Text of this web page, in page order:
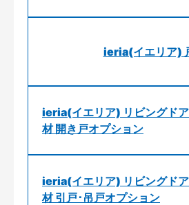
ieria(イエリア)
ieria(イエリア) リビングド
材 開き戸オプション
ieria(イエリア) リビングド
材 引戸･吊戸オプション